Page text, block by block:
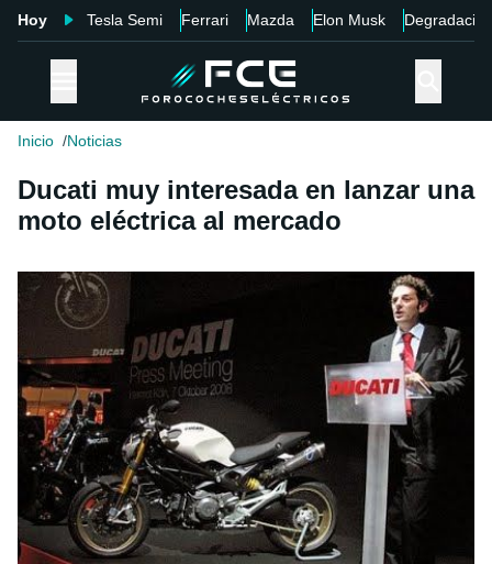
Hoy Tesla Semi Ferrari Mazda Elon Musk Degradación
Inicio Noticias
Ducati muy interesada en lanzar una
moto eléctrica al mercado